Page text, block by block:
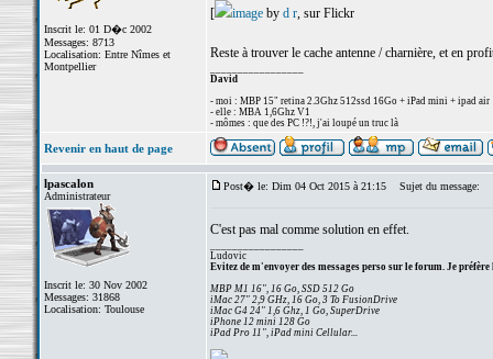
Inscrit le: 01 D�c 2002
Messages: 8713
Localisation: Entre Nîmes et
Montpellier
[
imageby d r, sur Flickr
Reste à trouver le cache antenne / charnière, et en
David
- moi : MBP 15" retina 2.3Ghz 512ssd 16Go + iPad mini + ipad air
- elle : MBA 1,6Ghz V1
- mômes : que des PC !?!, j'ai loupé un truc là
Revenir en haut de page
lpascalon
Administrateur
Inscrit le: 30 Nov 2002
Messages: 31868
Localisation: Toulouse
Post� le: Dim 04 Oct 2015 à 21:15 Sujet du message:
C'est pas mal comme solution en effet.
Ludovic
Evitez de m'envoyer des messages perso sur le forum. Je préfère
MBP M1 16", 16 Go, SSD 512 Go
iMac 27" 2,9 GHz, 16 Go, 3 To FusionDrive
iMac G4 24" 1,6 Ghz, 1 Go, SuperDrive
iPhone 12 mini 128 Go
iPad Pro 11", iPad mini Cellular...